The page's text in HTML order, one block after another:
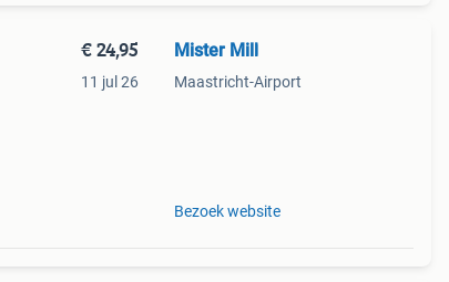
€ 24,95
11 jul 26
Mister Mill
Maastricht-Airport
Bezoek website